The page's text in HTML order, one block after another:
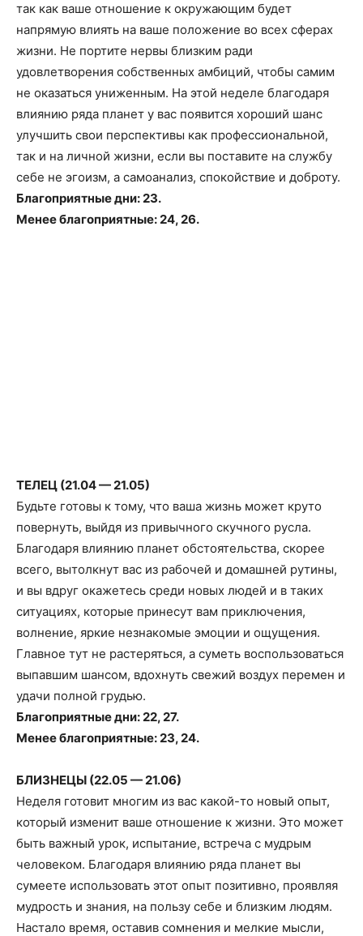
так как ваше отношение к окружающим будет
напрямую влиять на ваше положение во всех сферах
жизни. Не портите нервы близким ради
удовлетворения собственных амбиций, чтобы самим
не оказаться униженным. На этой неделе благодаря
влиянию ряда планет у вас появится хороший шанс
улучшить свои перспективы как профессиональной,
так и на личной жизни, если вы поставите на службу
себе не эгоизм, а самоанализ, спокойствие и доброту.
Благоприятные дни: 23.
Менее благоприятные: 24, 26.
ТЕЛЕЦ (21.04 — 21.05)
Будьте готовы к тому, что ваша жизнь может круто
повернуть, выйдя из привычного скучного русла.
Благодаря влиянию планет обстоятельства, скорее
всего, вытолкнут вас из рабочей и домашней рутины,
и вы вдруг окажетесь среди новых людей и в таких
ситуациях, которые принесут вам приключения,
волнение, яркие незнакомые эмоции и ощущения.
Главное тут не растеряться, а суметь воспользоваться
выпавшим шансом, вдохнуть свежий воздух перемен и
удачи полной грудью.
Благоприятные дни: 22, 27.
Менее благоприятные: 23, 24.
БЛИЗНЕЦЫ (22.05 — 21.06)
Неделя готовит многим из вас какой-то новый опыт,
который изменит ваше отношение к жизни. Это может
быть важный урок, испытание, встреча с мудрым
человеком. Благодаря влиянию ряда планет вы
сумеете использовать этот опыт позитивно, проявляя
мудрость и знания, на пользу себе и близким людям.
Настало время, оставив сомнения и мелкие мысли,